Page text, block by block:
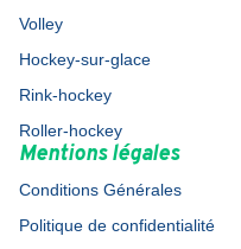
Volley
Hockey-sur-glace
Rink-hockey
Roller-hockey
Mentions légales
Conditions Générales
Politique de confidentialité